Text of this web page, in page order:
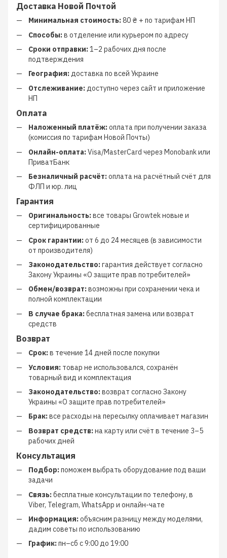
Доставка Новой Почтой
Минимальная стоимость:80 ₴ + по тарифам НП
Способы:в отделение или курьером по адресу
Сроки отправки:1–2 рабочих дня после
подтверждения
География:доставка по всей Украине
Отслеживание:доступно через сайт и приложение
НП
Оплата
Наложенный платёж:оплата при получении заказа
(комиссия по тарифам Новой Почты)
Онлайн-оплата:Visa/MasterCard через Monobank или
ПриватБанк
Безналичный расчёт:оплата на расчётный счёт для
ФЛП и юр. лиц
Гарантия
Оригинальность:все товары Growtek новые и
сертифицированные
Срок гарантии:от 6 до 24 месяцев (в зависимости
от производителя)
Законодательство:гарантия действует согласно
Закону Украины «О защите прав потребителей»
Обмен/возврат:возможны при сохранении чека и
полной комплектации
В случае брака:бесплатная замена или возврат
средств
Возврат
Срок:в течение 14 дней после покупки
Условия: товар не использовался, сохранён
товарный вид и комплектация
Законодательство:возврат согласно Закону
Украины «О защите прав потребителей»
Брак:все расходы на пересылку оплачивает магазин
Возврат средств:на карту или счёт в течение 3–5
рабочих дней
Консультация
Подбор:поможем выбрать оборудование под ваши
задачи
Связь:бесплатные консультации по телефону, в
Viber, Telegram, WhatsApp и онлайн-чате
Информация:объясним разницу между моделями,
дадим советы по использованию
График:пн–сб с 9:00 до 19:00